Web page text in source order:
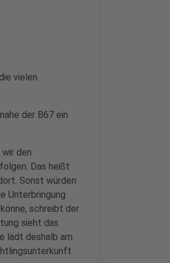
vielen
der B67 ein
den
Das heißt
Sonst würden
Unterbringung
schreibt der
sieht das
lädt deshalb am